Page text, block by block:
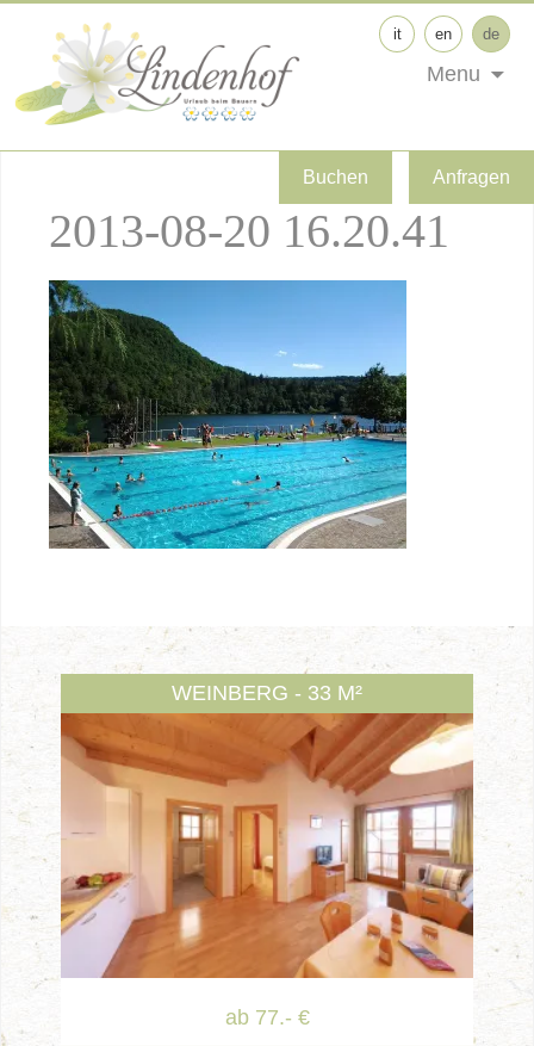
Buchen Anfragen
it en de
Menu
2013-08-20 16.20.41
WEINBERG - 33 M²
ab 77.- €